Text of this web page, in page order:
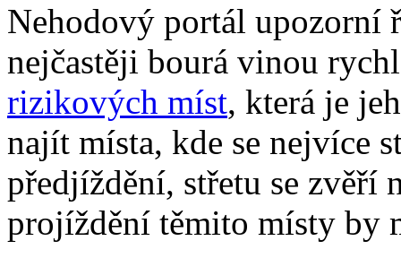
Nehodový portál upozorní
nejčastěji bourá vinou
rizikových míst, která je
najít místa, kde se nejvíce
předjíždění, střetu se zvěří
projíždění těmito místy by